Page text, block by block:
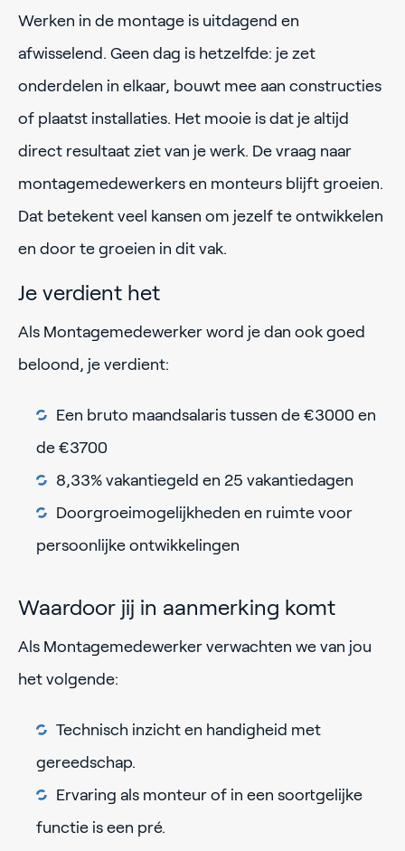
Werken in de montage is uitdagend en
afwisselend. Geen dag is hetzelfde: je zet
onderdelen in elkaar, bouwt mee aan constructies
of plaatst installaties. Het mooie is dat je altijd
direct resultaat ziet van je werk. De vraag naar
montagemedewerkers en monteurs blijft groeien.
Dat betekent veel kansen om jezelf te ontwikkelen
en door te groeien in dit vak.
Je verdient het
Als Montagemedewerker word je dan ook goed
beloond, je verdient:
Een bruto maandsalaris tussen de €3000 en
de €3700
8,33% vakantiegeld en 25 vakantiedagen
Doorgroeimogelijkheden en ruimte voor
persoonlijke ontwikkelingen
Waardoor jij in aanmerking komt
Als Montagemedewerker verwachten we van jou
het volgende:
Technisch inzicht en handigheid met
gereedschap.
Ervaring als monteur of in een soortgelijke
functie is een pré.